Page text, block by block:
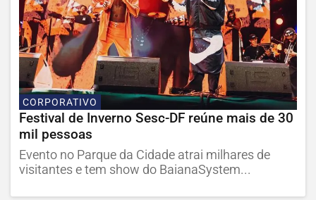
CORPORATIVO
Festival de Inverno Sesc-DF reúne mais de 30
mil pessoas
Evento no Parque da Cidade atrai milhares de
visitantes e tem show do BaianaSystem...